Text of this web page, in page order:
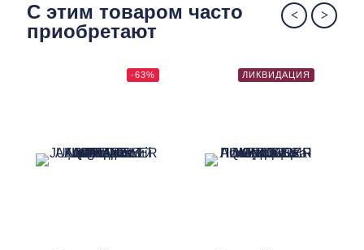
С этим товаром часто
приобретают
-63% ЛИКВИДАЦИЯ